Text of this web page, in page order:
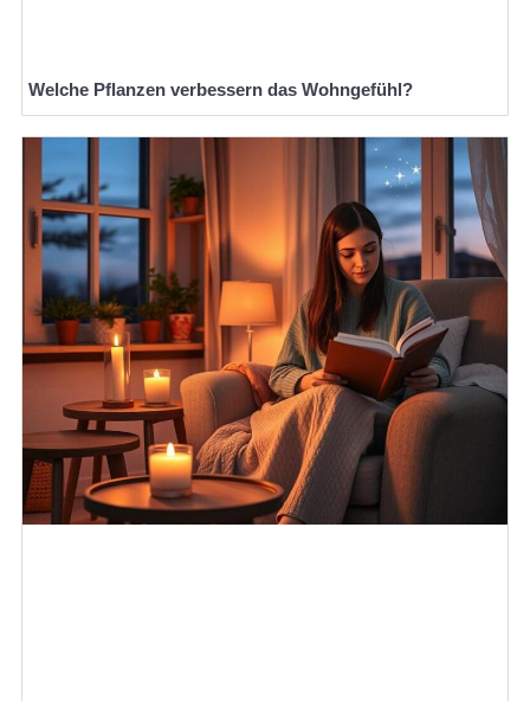
Welche Pflanzen verbessern das Wohngefühl?